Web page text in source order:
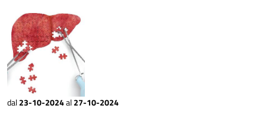
dal23-10-2024al27-10-2024